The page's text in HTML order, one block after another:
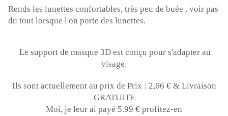
Rends les lunettes confortables, très peu de buée , voir pas
du tout lorsque l'on porte des lunettes.
Le support de masque 3D est conçu pour s'adapter au
visage.
Ils sont actuellement au prix de Prix : 2,66 € & Livraison
GRATUITE
Moi, je leur ai payé 5.99 € profitez-en